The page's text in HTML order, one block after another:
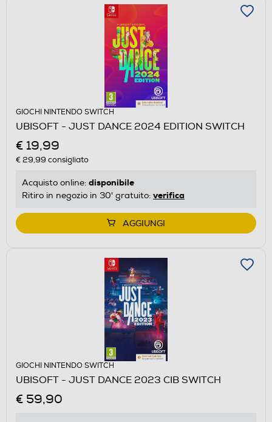
GIOCHI NINTENDO SWITCH
UBISOFT - JUST DANCE 2024 EDITION SWITCH
€ 19,99
€ 29,99 consigliato
Acquisto online: disponibile
Ritiro in negozio in 30' gratuito: verifica
AGGIUNGI
GIOCHI NINTENDO SWITCH
UBISOFT - JUST DANCE 2023 CIB SWITCH
€ 59,90